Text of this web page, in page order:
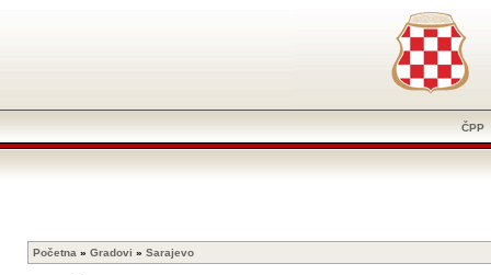
ČPP
Početna » Gradovi » Sarajevo